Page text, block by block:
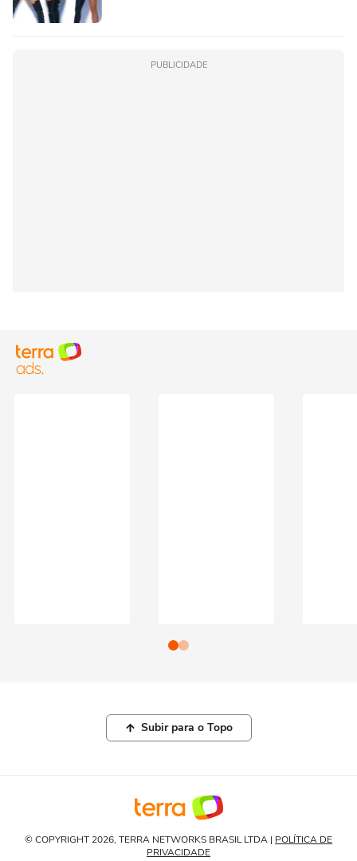
PUBLICIDADE
Subir para o Topo
© COPYRIGHT 2026, TERRA NETWORKS BRASIL LTDA | POLÍTICA DE
PRIVACIDADE